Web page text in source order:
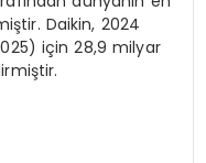
Daikin, 2024
için 28,9 milyar